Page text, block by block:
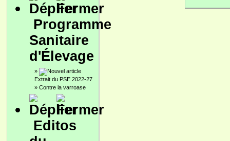
Programme
Sanitaire
d'Élevage
»
Extrait du PSE 2022-27
» Contre la varroase
Editos